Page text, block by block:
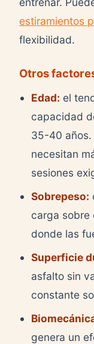
estiramientos
flexibilidad.
Otros
Edad: el
capacidad
35-40 años.
necesitan
sesiones
Sobrepeso:
carga sobre
donde las
Superficie
asfalto sin
constante
genera un